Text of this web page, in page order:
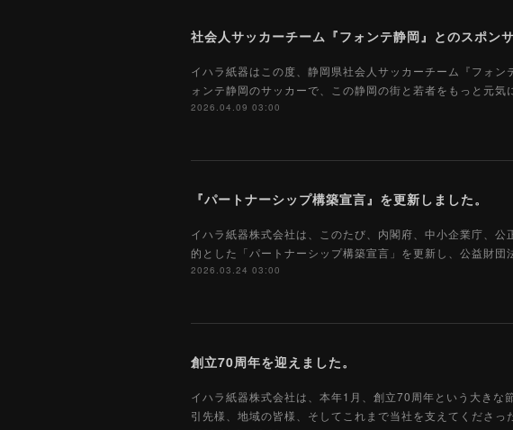
社会人サッカーチーム『フォンテ静岡』とのスポン
イハラ紙器はこの度、静岡県社会人サッカーチーム『フォ
ォンテ静岡のサッカーで、この静岡の街と若者をもっと元
2026.04.09 03:00
『パートナーシップ構築宣言』を更新しました。
イハラ紙器株式会社は、このたび、内閣府、中小企業庁、
的とした「パートナーシップ構築宣言」を更新し、公益財
2026.03.24 03:00
創立70周年を迎えました。
イハラ紙器株式会社は、本年1月、創立70周年という大き
引先様、地域の皆様、そしてこれまで当社を支えてくださ